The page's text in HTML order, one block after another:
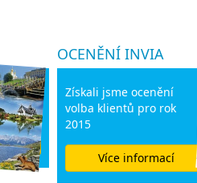
OCENĚNÍ INVIA
Získali jsme ocenění
volba klientů pro rok
2015
Více informací